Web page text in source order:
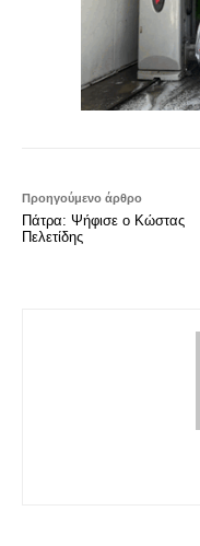
Προηγούμενο άρθρο
Πάτρα: Ψήφισε ο Κώστας
Πελετίδης